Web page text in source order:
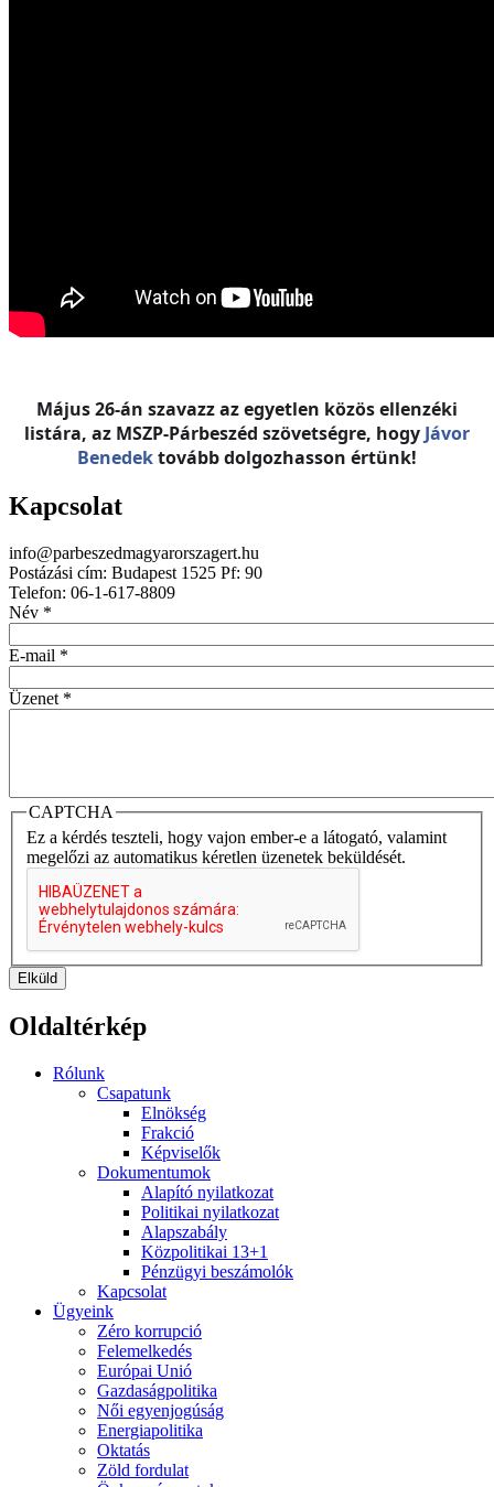
Május 26-án szavazz az egyetlen közös ellenzéki
listára, az MSZP-Párbeszéd szövetségre, hogy Jávor
Benedektovább dolgozhasson értünk!
Kapcsolat
info@parbeszedmagyarorszagert.hu
Postázási cím: Budapest 1525 Pf: 90
Telefon: 06-1-617-8809
Név *
E-mail *
Üzenet *
CAPTCHA
Ez a kérdés teszteli, hogy vajon ember-e a látogató, valamint
megelőzi az automatikus kéretlen üzenetek beküldését.
Elküld
Oldaltérkép
Rólunk
Csapatunk
Elnökség
Frakció
Képviselők
Dokumentumok
Alapító nyilatkozat
Politikai nyilatkozat
Alapszabály
Közpolitikai 13+1
Pénzügyi beszámolók
Kapcsolat
Ügyeink
Zéro korrupció
Felemelkedés
Európai Unió
Gazdaságpolitika
Női egyenjogúság
Energiapolitika
Oktatás
Zöld fordulat